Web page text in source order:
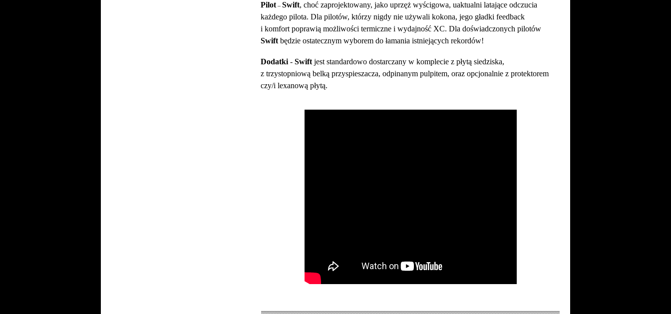
Pilot– Swift, choć zaprojektowany, jako uprzęż wyścigowa, uaktualni latające odczucia
każdego pilota. Dla pilotów, którzy nigdy nie używali kokona, jego gładki feedback
i komfort poprawią możliwości termiczne i wydajność XC. Dla doświadczonych pilotów
Swift będzie ostatecznym wyborem do łamania istniejących rekordów!
Dodatki - Swift jest standardowo dostarczany w komplecie z płytą siedziska,
z trzystopniową belką przyspieszacza, odpinanym pulpitem, oraz opcjonalnie z protektorem
czy/i lexanową płytą.